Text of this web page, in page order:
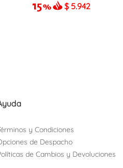
$ 5.942
y Condiciones
de Despacho
de Cambios y Devoluciones